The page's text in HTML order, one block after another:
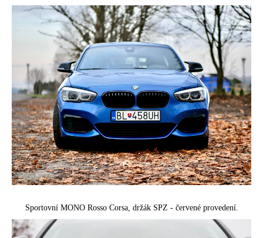
Sportovní MONO Rosso Corsa, držák SPZ - červené provedení.